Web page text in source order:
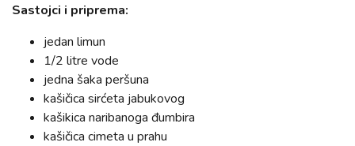
Sastojci i priprema:
jedan limun
1/2 litre vode
jedna šaka peršuna
kašičica sirćeta jabukovog
kašikica naribanoga đumbira
kašičica cimeta u prahu